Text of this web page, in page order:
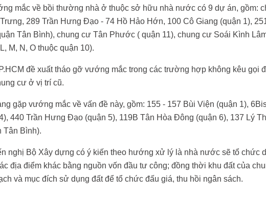
mắc về bồi thường nhà ở thuộc sở hữu nhà nước có 9 dự án, gồm:
289 Trần Hưng Đạo - 74 Hồ Hảo Hớn, 100 Cô Giang (quận 1),
Tân Bình), chung cư Tân Phước ( quận 11), chung cư Soái Kình
M, N, O thuộc quận 10).
đề xuất tháo gỡ vướng mắc trong các trường hợp không kêu gọi
cư ở vị trí cũ.
gặp vướng mắc về vấn đề này, gồm: 155 - 157 Bùi Viện (quận 1),
440 Trần Hưng Đạo (quận 5), 119B Tân Hòa Đông (quận 6), 137 Lý
Tân Bình).
nghị Bộ Xây dựng có ý kiến theo hướng xử lý là nhà nước sẽ tổ chức
địa điểm khác bằng nguồn vốn đầu tư công; đồng thời khu đất của
và mục đích sử dụng đất để tổ chức đấu giá, thu hồi ngân sách.